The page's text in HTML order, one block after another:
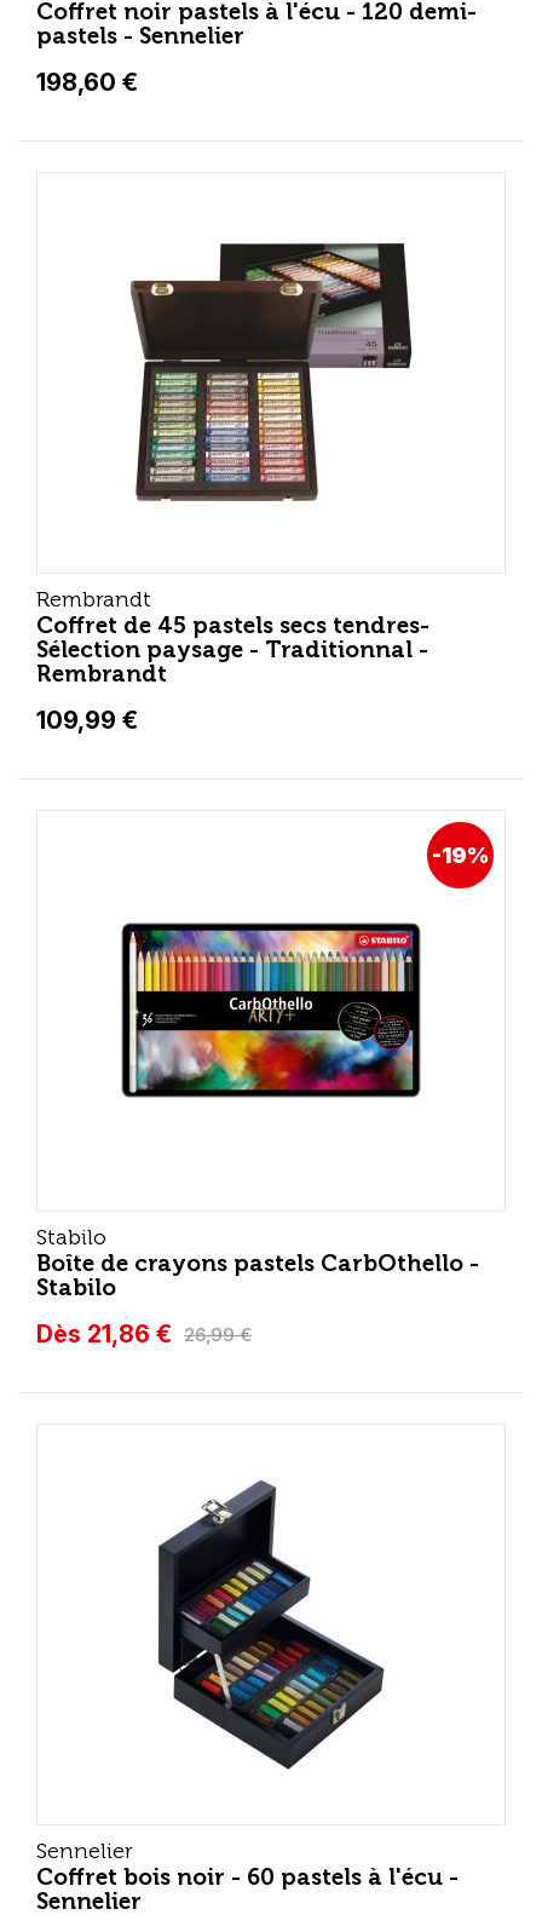
Coffret noir pastels à l'écu - 120 demi-
pastels - Sennelier
198,60 €
Rembrandt
Coffret de 45 pastels secs tendres-
Sélection paysage - Traditionnal -
Rembrandt
109,99 €
Stabilo
Boîte de crayons pastels CarbOthello -
Stabilo
Dès 21,86 € 26,99 €
-19%
Sennelier
Coffret bois noir - 60 pastels à l'écu -
Sennelier